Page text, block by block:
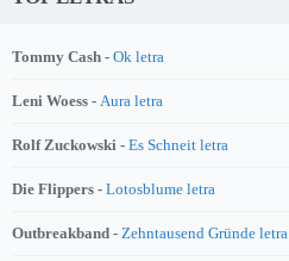
Tommy Cash - Ok letra
Leni Woess - Aura letra
Rolf Zuckowski - Es Schneit letra
Die Flippers - Lotosblume letra
Outbreakband - Zehntausend Gründe letra